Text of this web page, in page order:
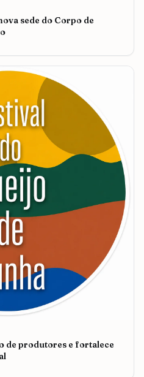
sede do Corpo de
de produtores e fortalece